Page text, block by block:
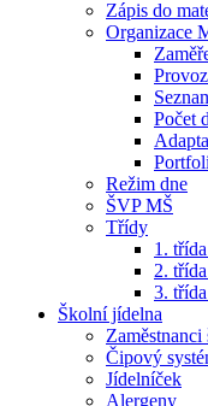
Zápis do
Organizace
Počet
Režim dne
ŠVP MŠ
Třídy
1.
2.
3.
Školní jídelna
Čipový
Jídelníček
Alergeny